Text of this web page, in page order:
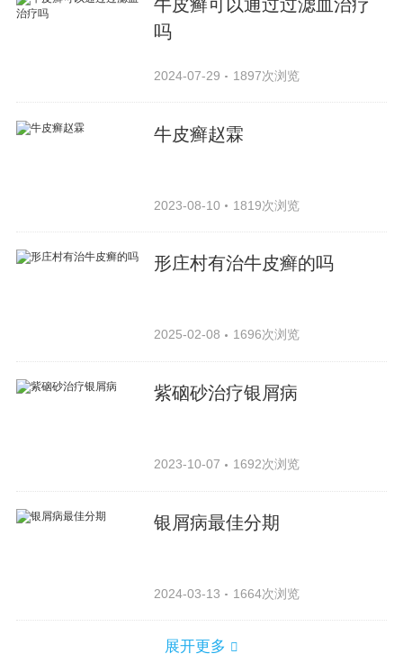
牛皮癣可以通过过滤血治疗
吗
2024-07-29 1897次浏览
牛皮癣赵霖
2023-08-10 1819次浏览
形庄村有治牛皮癣的吗
2025-02-08 1696次浏览
紫硇砂治疗银屑病
2023-10-07 1692次浏览
银屑病最佳分期
2024-03-13 1664次浏览
展开更多